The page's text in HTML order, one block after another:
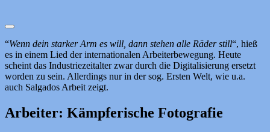
“Wenn dein starker Arm es will, dann stehen alle Räder still“, hieß
es in einem Lied der internationalen Arbeiterbewegung. Heute
scheint das Industriezeitalter zwar durch die Digitalisierung ersetzt
worden zu sein. Allerdings nur in der sog. Ersten Welt, wie u.a.
auch Salgados Arbeit zeigt.
Arbeiter: Kämpferische Fotografie